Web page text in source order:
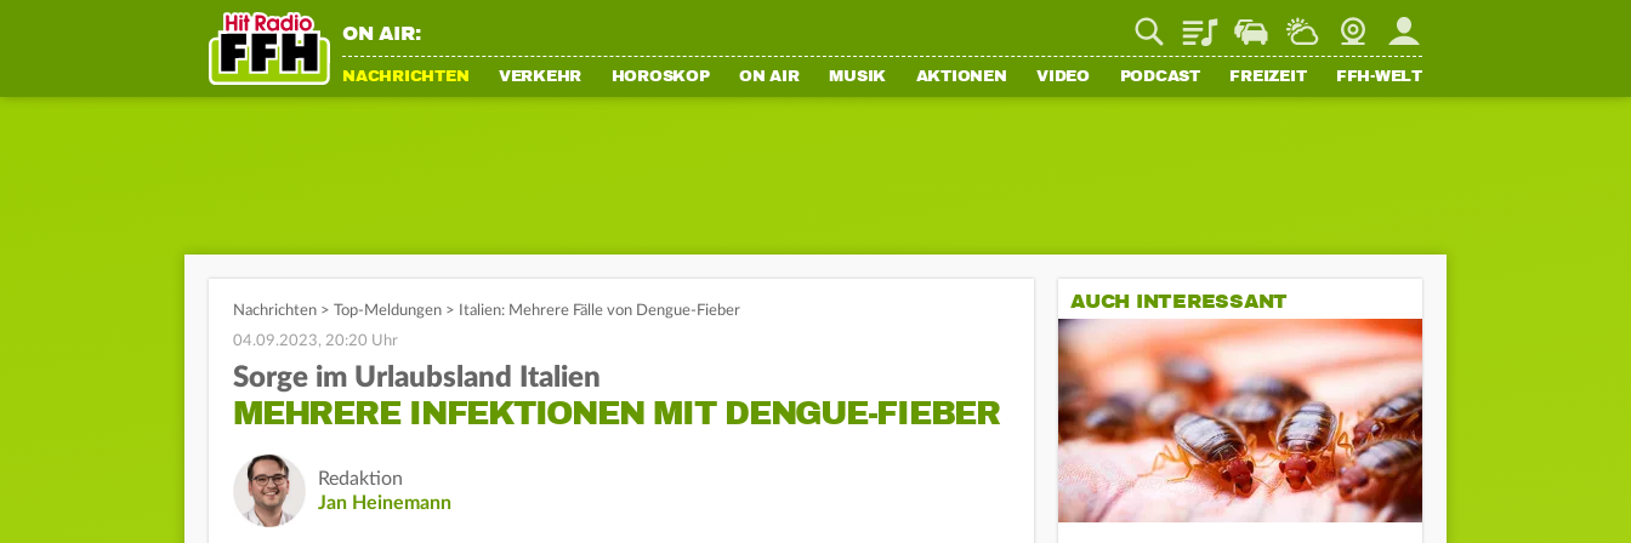
ON AIR: PlaylistStaupilotWetterWebcamMein FFH
NACHRICHTEN VERKEHR HOROSKOP ON AIR MUSIK AKTIONEN VIDEO PODCAST FREIZEIT FFH-WELT
Nachrichten > Top-Meldungen >
Italien: Mehrere Fälle von Dengue-Fieber
04.09.2023, 20:20 Uhr
Sorge im Urlaubsland Italien
MEHRERE INFEKTIONEN MIT DENGUE-FIEBER
Redaktion
Jan Heinemann
AUCH INTERESSANT